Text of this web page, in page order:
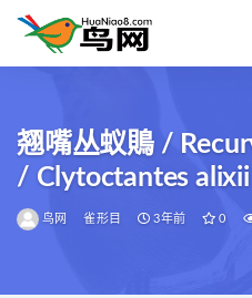
翘嘴丛蚁鵙 /
/ Clytoctantes alixii
鸟网 雀形目 3年前 0